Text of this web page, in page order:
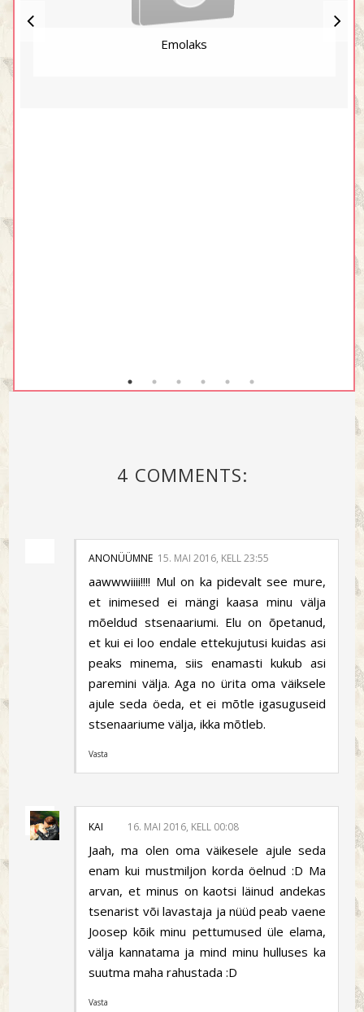
Emolaks
4 COMMENTS:
ANONÜÜMNE 15. MAI 2016, KELL 23:55
aawwwiiii!!!! Mul on ka pidevalt see mure,
et inimesed ei mängi kaasa minu välja
mõeldud stsenaariumi. Elu on õpetanud,
et kui ei loo endale ettekujutusi kuidas asi
peaks minema, siis enamasti kukub asi
paremini välja. Aga no ürita oma väiksele
ajule seda öeda, et ei mõtle igasuguseid
stsenaariume välja, ikka mõtleb.
Vasta
KAI 16. MAI 2016, KELL 00:08
Jaah, ma olen oma väikesele ajule seda
enam kui mustmiljon korda öelnud :D Ma
arvan, et minus on kaotsi läinud andekas
tsenarist või lavastaja ja nüüd peab vaene
Joosep kõik minu pettumused üle elama,
välja kannatama ja mind minu hulluses ka
suutma maha rahustada :D
Vasta